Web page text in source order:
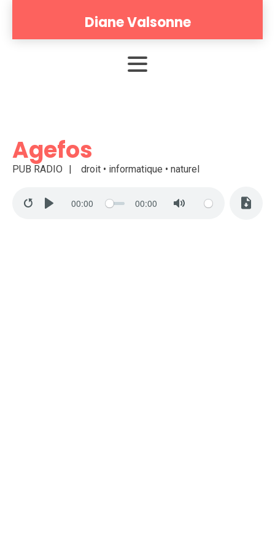
Diane Valsonne
Agefos
PUB RADIO droit • informatique • naturel
00:00 00:00